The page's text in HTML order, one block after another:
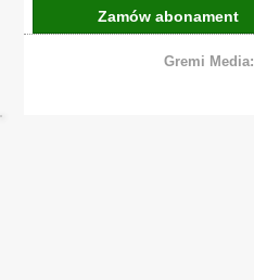
Zamów abonament
Gremi Media: